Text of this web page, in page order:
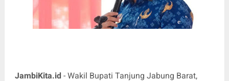
JambiKita.id- Wakil Bupati Tanjung Jabung Barat,